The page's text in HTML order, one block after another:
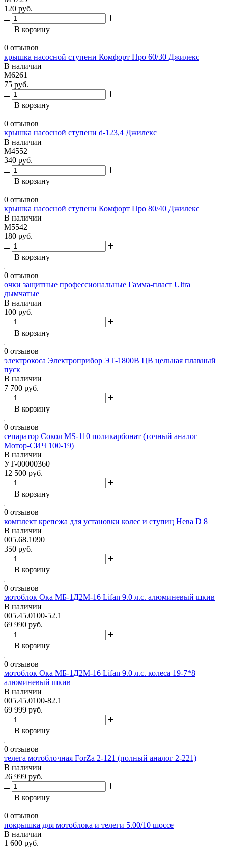
120 руб.
В корзину
0 отзывов
крышка насосной ступени Комфорт Про 60/30 Джилекс
В наличии
М6261
75 руб.
В корзину
0 отзывов
крышка насосной ступени d-123,4 Джилекс
В наличии
М4552
340 руб.
В корзину
0 отзывов
крышка насосной ступени Комфорт Про 80/40 Джилекс
В наличии
М5542
180 руб.
В корзину
0 отзывов
очки защитные профессиональные Гамма-пласт Ultra
дымчатые
В наличии
100 руб.
В корзину
0 отзывов
электрокоса Электроприбор ЭТ-1800В ЦВ цельная плавный
пуск
В наличии
7 700 руб.
В корзину
0 отзывов
сепаратор Сокол МS-110 поликарбонат (точный аналог
Мотор-СИЧ 100-19)
В наличии
УТ-00000360
12 500 руб.
В корзину
0 отзывов
комплект крепежа для установки колес и ступиц Нева D 8
В наличии
005.68.1090
350 руб.
В корзину
0 отзывов
мотоблок Ока МБ-1Д2М-16 Lifan 9.0 л.с. алюминевый шкив
В наличии
005.45.0100-52.1
69 990 руб.
В корзину
0 отзывов
мотоблок Ока МБ-1Д2М-16 Lifan 9.0 л.с. колеса 19-7*8
алюминевый шкив
В наличии
005.45.0100-82.1
69 999 руб.
В корзину
0 отзывов
телега мотоблочная ForZa 2-121 (полный аналог 2-221)
В наличии
26 999 руб.
В корзину
0 отзывов
покрышка для мотоблока и телеги 5.00/10 шоссе
В наличии
1 600 руб.